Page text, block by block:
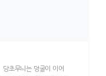
당초무늬는 덩굴이 이어